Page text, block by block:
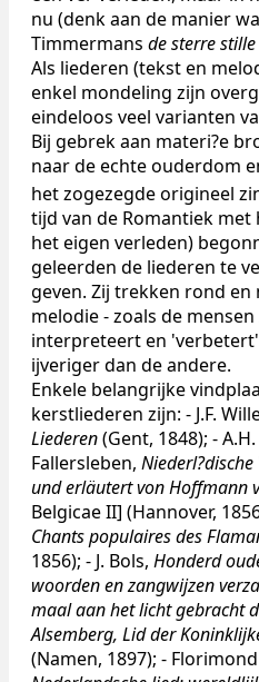
nu (denk aan de manier
Timmermans de sterre stille
Als liederen (tekst en
enkel mondeling zijn
eindeloos veel varianten
Bij gebrek aan materi?e
naar de echte ouderdom
het zogezegde origineel
tijd van de Romantiek
het eigen verleden)
geleerden de liederen te
geven. Zij trekken rond
melodie - zoals de
interpreteert en
ijveriger dan de andere.
Enkele belangrijke
kerstliederen zijn: - J.F.
Liederen(Gent, 1848); -
Fallersleben,
und erläutert von Hoffmann
Belgicae II] (Hannover,
Chants populaires des
1856); - J. Bols, Honderd
woorden en zangwijzen
maal aan het licht gebracht
Alsemberg, Lid der
(Namen, 1897); -